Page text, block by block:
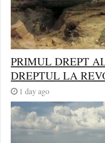
PRIMUL DREPT
DREPTUL LA
1 day ago